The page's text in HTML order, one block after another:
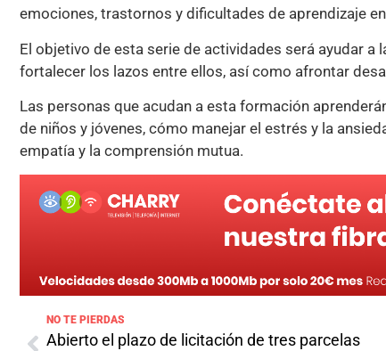
emociones, trastornos y dificultades de aprendizaje
El objetivo de esta serie de actividades será ayudar
fortalecer los lazos entre ellos, así como afrontar
Las personas que acudan a esta formación
de niños y jóvenes, cómo manejar el estrés y la
empatía y la comprensión mutua.
NO TE PIERDAS
Abierto el plazo de licitación de tres parcelas